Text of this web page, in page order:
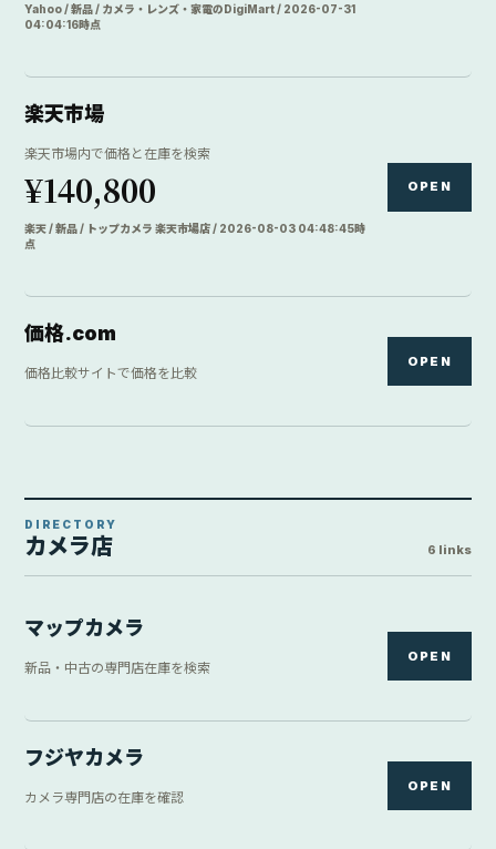
Yahoo / 新品 / カメラ・レンズ・家電のDigiMart / 2026-07-31
04:04:16時点
楽天市場
楽天市場内で価格と在庫を検索
¥140,800
楽天 / 新品 / トップカメラ 楽天市場店 / 2026-08-03 04:48:45時
点
OPEN
価格.com
価格比較サイトで価格を比較
OPEN
DIRECTORY
カメラ店 6 links
マップカメラ
新品・中古の専門店在庫を検索
OPEN
フジヤカメラ
カメラ専門店の在庫を確認
OPEN